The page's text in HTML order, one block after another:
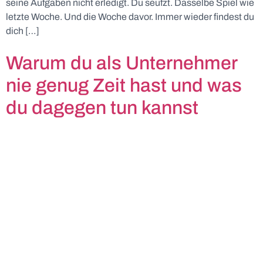
seine Aufgaben nicht erledigt. Du seufzt. Dasselbe Spiel wie
letzte Woche. Und die Woche davor. Immer wieder findest du
dich […]
Warum du als Unternehmer
nie genug Zeit hast und was
du dagegen tun kannst